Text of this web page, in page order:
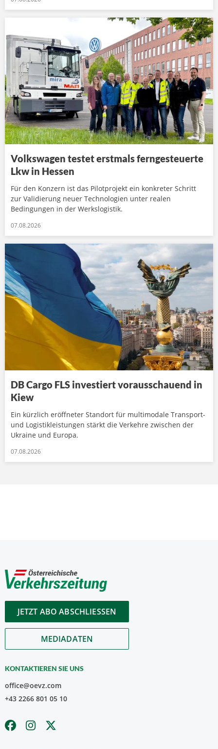
Volkswagen testet erstmals ferngesteuerte
Lkw in Hessen
Für den Konzern ist das Pilotprojekt ein konkreter Schritt
zur Validierung neuer Technologien unter realen
Bedingungen in der Werkslogistik.
07.08.2026
DB Cargo FLS investiert vorausschauend in
Kiew
Ein kürzlich eröffneter Standort für multimodale Transport-
und Logistikleistungen stärkt die Verkehre zwischen der
Ukraine und Europa.
07.08.2026
JETZT ABO ABSCHLIESSEN
MEDIADATEN
KONTAKTIEREN SIE UNS
office@oevz.com
+43 2266 801 05 10